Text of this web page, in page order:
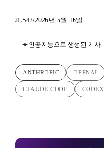
JLS42/2026년 5월 16일
인공지능으로 생성된 기사
ANTHROPIC OPENAI
CLAUDE-CODE CODEX